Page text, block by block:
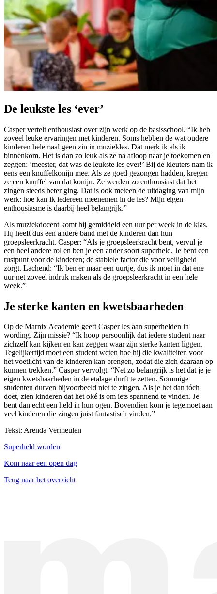
De leukste les ‘ever’
Casper vertelt enthousiast over zijn werk op de basisschool. “Ik heb
zoveel leuke ervaringen met kinderen. Soms hebben de wat oudere
kinderen helemaal geen zin in muziekles. Dat merk ik als ik
binnenkom. Het is dan zo leuk als ze na afloop naar je toekomen en
zeggen: ‘meester, dat was de leukste les ever!’ Bij de kleuters nam ik
eens een knuffelkonijn mee. Als ze goed gezongen hadden, kregen
ze een knuffel van dat konijn. Ze werden zo enthousiast dat het
zingen steeds beter ging. Dat is ook meteen de uitdaging van mijn
werk: hoe kan ik iedereen meenemen in de les? Mijn eigen
enthousiasme is daarbij heel belangrijk.”
Als muziekdocent komt hij gemiddeld een uur per week in de klas.
Hij heeft dus een andere band met de kinderen dan hun
groepsleerkracht. Casper: “Als je groepsleerkracht bent, vervul je
een heel andere rol en ben je een ander soort superheld. Je bent een
rustpunt voor de kinderen; de stabiele factor die voor veiligheid
zorgt. Lachend: “Ik ben er maar een uurtje, dus ik moet in dat ene
uur net zoveel indruk maken als de groepsleerkracht in een hele
week.”
Je sterke kanten en kwetsbaarheden
Op de Marnix Academie geeft Casper les aan superhelden in
wording. Zijn missie? “Ik hoop persoonlijk dat iedere student naar
zichzelf kan kijken en kan zeggen waar zijn sterke kanten liggen.
Tegelijkertijd moet een student weten hoe hij die kwaliteiten voor
het voetlicht van de kinderen kan brengen, zodat die zich daaraan op
kunnen trekken.” Casper vervolgt: “Net zo belangrijk is het dat je je
eigen kwetsbaarheden in de etalage durft te zetten. Sommige
studenten durven bijvoorbeeld niet te zingen. Als je het dan tóch
doet, zien kinderen dat het oké is om iets spannend te vinden. Je
bent dan echt een held in hun ogen. Bovendien kom je tegemoet aan
veel kinderen die zingen juist fantastisch vinden.”
Tekst: Arenda Vermeulen
Superheld worden
Kom naar een open dag
Teug naar het overzicht